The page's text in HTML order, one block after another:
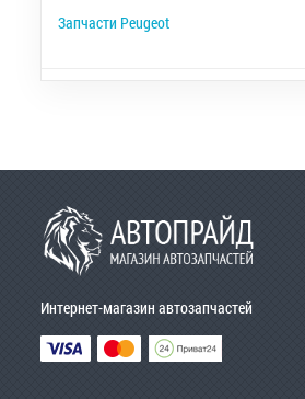
Запчасти Peugeot
Интернет-магазин автозапчастей